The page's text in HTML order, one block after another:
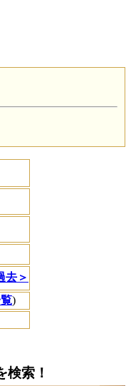
去＞
)
検索！